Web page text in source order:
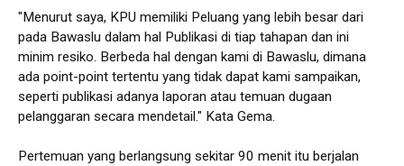
"Menurut saya, KPU memiliki Peluang yang lebih besar dari
pada Bawaslu dalam hal Publikasi di tiap tahapan dan ini
minim resiko. Berbeda hal dengan kami di Bawaslu, dimana
ada point-point tertentu yang tidak dapat kami sampaikan,
seperti publikasi adanya laporan atau temuan dugaan
pelanggaran secara mendetail." Kata Gema.
Pertemuan yang berlangsung sekitar 90 menit itu berjalan